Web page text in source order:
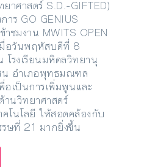
าศาสตร์ S.D.-GIFTED)
าร GO GENIUS
ชมงาน MWITS OPEN
อวันพฤหัสบดีที่ 8
รงเรียนมหิดลวิทยานุ
อำเภอพุทธมณฑล
อเป็นการเพิ่มพูนและ
นวิทยาศาสตร์
โนโลยี ให้สอดคล้องกับ
รษที่ 21 มากยิ่งขึ้น